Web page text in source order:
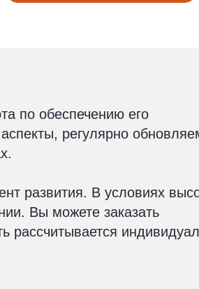
по обеспечению его
регулярно
развития. В условиях
Вы можете заказать
рассчитывается